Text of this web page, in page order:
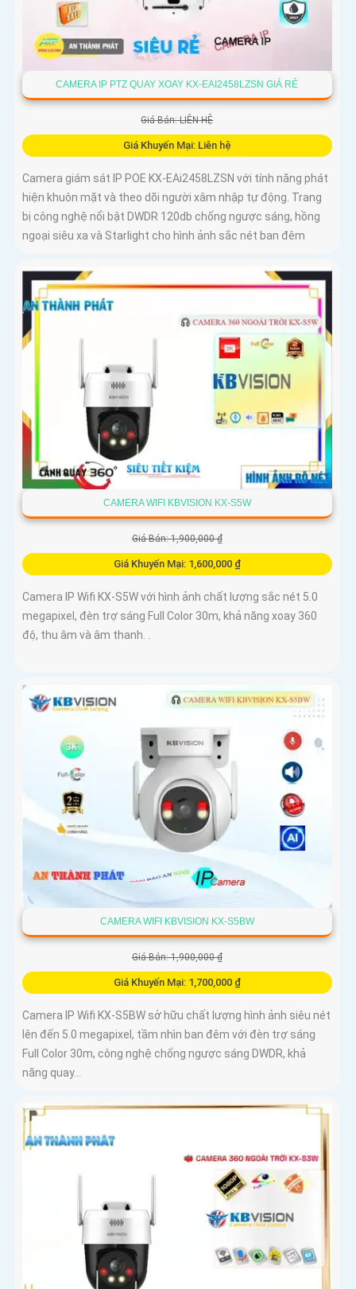
CAMERA IP PTZ QUAY XOAY KX-EAI2458LZSN GIÁ RẺ
Giá Bán: LIÊN HỆ
Giá Khuyến Mại: Liên hệ
Camera giám sát IP POE KX-EAi2458LZSN với tính năng phát
hiện khuôn mặt và theo dõi người xâm nhập tự động. Trang
bị công nghệ nổi bật DWDR 120db chống ngược sáng, hồng
ngoại siêu xa và Starlight cho hình ảnh sắc nét ban đêm
CAMERA WIFI KBVISION KX-S5W
Giá Bán: 1,900,000 ₫
Giá Khuyến Mại: 1,600,000 ₫
Camera IP Wifi KX-S5W với hình ảnh chất lượng sắc nét 5.0
megapixel, đèn trợ sáng Full Color 30m, khả năng xoay 360
độ, thu âm và âm thanh. .
CAMERA WIFI KBVISION KX-S5BW
Giá Bán: 1,900,000 ₫
Giá Khuyến Mại: 1,700,000 ₫
Camera IP Wifi KX-S5BW sở hữu chất lượng hình ảnh siêu nét
lên đến 5.0 megapixel, tầm nhìn ban đêm với đèn trợ sáng
Full Color 30m, công nghệ chống ngược sáng DWDR, khả
năng quay...